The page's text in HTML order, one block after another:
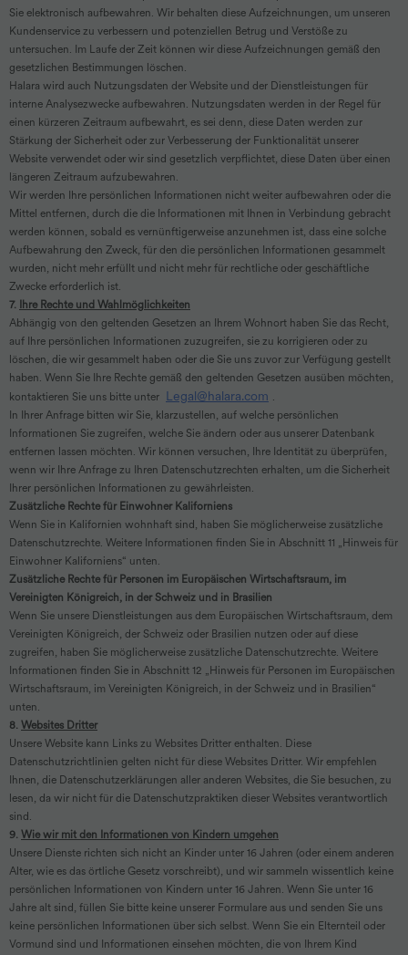
Sie elektronisch aufbewahren. Wir behalten diese Aufzeichnungen, um unseren
Kundenservice zu verbessern und potenziellen Betrug und Verstöße zu
untersuchen. Im Laufe der Zeit können wir diese Aufzeichnungen gemäß den
gesetzlichen Bestimmungen löschen.
Halara wird auch Nutzungsdaten der Website und der Dienstleistungen für
interne Analysezwecke aufbewahren. Nutzungsdaten werden in der Regel für
einen kürzeren Zeitraum aufbewahrt, es sei denn, diese Daten werden zur
Stärkung der Sicherheit oder zur Verbesserung der Funktionalität unserer
Website verwendet oder wir sind gesetzlich verpflichtet, diese Daten über einen
längeren Zeitraum aufzubewahren.
Wir werden Ihre persönlichen Informationen nicht weiter aufbewahren oder die
Mittel entfernen, durch die die Informationen mit Ihnen in Verbindung gebracht
werden können, sobald es vernünftigerweise anzunehmen ist, dass eine solche
Aufbewahrung den Zweck, für den die persönlichen Informationen gesammelt
wurden, nicht mehr erfüllt und nicht mehr für rechtliche oder geschäftliche
Zwecke erforderlich ist.
7. Ihre Rechte und Wahlmöglichkeiten
Abhängig von den geltenden Gesetzen an Ihrem Wohnort haben Sie das Recht,
auf Ihre persönlichen Informationen zuzugreifen, sie zu korrigieren oder zu
löschen, die wir gesammelt haben oder die Sie uns zuvor zur Verfügung gestellt
haben. Wenn Sie Ihre Rechte gemäß den geltenden Gesetzen ausüben möchten,
kontaktieren Sie uns bitte unter Legal@halara.com .
In Ihrer Anfrage bitten wir Sie, klarzustellen, auf welche persönlichen
Informationen Sie zugreifen, welche Sie ändern oder aus unserer Datenbank
entfernen lassen möchten. Wir können versuchen, Ihre Identität zu überprüfen,
wenn wir Ihre Anfrage zu Ihren Datenschutzrechten erhalten, um die Sicherheit
Ihrer persönlichen Informationen zu gewährleisten.
Zusätzliche Rechte für Einwohner Kaliforniens
Wenn Sie in Kalifornien wohnhaft sind, haben Sie möglicherweise zusätzliche
Datenschutzrechte. Weitere Informationen finden Sie in Abschnitt 11 „Hinweis für
Einwohner Kaliforniens“ unten.
Zusätzliche Rechte für Personen im Europäischen Wirtschaftsraum, im
Vereinigten Königreich, in der Schweiz und in Brasilien
Wenn Sie unsere Dienstleistungen aus dem Europäischen Wirtschaftsraum, dem
Vereinigten Königreich, der Schweiz oder Brasilien nutzen oder auf diese
zugreifen, haben Sie möglicherweise zusätzliche Datenschutzrechte. Weitere
Informationen finden Sie in Abschnitt 12 „Hinweis für Personen im Europäischen
Wirtschaftsraum, im Vereinigten Königreich, in der Schweiz und in Brasilien“
unten.
8. Websites Dritter
Unsere Website kann Links zu Websites Dritter enthalten. Diese
Datenschutzrichtlinien gelten nicht für diese Websites Dritter. Wir empfehlen
Ihnen, die Datenschutzerklärungen aller anderen Websites, die Sie besuchen, zu
lesen, da wir nicht für die Datenschutzpraktiken dieser Websites verantwortlich
sind.
9. Wie wir mit den Informationen von Kindern umgehen
Unsere Dienste richten sich nicht an Kinder unter 16 Jahren (oder einem anderen
Alter, wie es das örtliche Gesetz vorschreibt), und wir sammeln wissentlich keine
persönlichen Informationen von Kindern unter 16 Jahren. Wenn Sie unter 16
Jahre alt sind, füllen Sie bitte keine unserer Formulare aus und senden Sie uns
keine persönlichen Informationen über sich selbst. Wenn Sie ein Elternteil oder
Vormund sind und Informationen einsehen möchten, die von Ihrem Kind